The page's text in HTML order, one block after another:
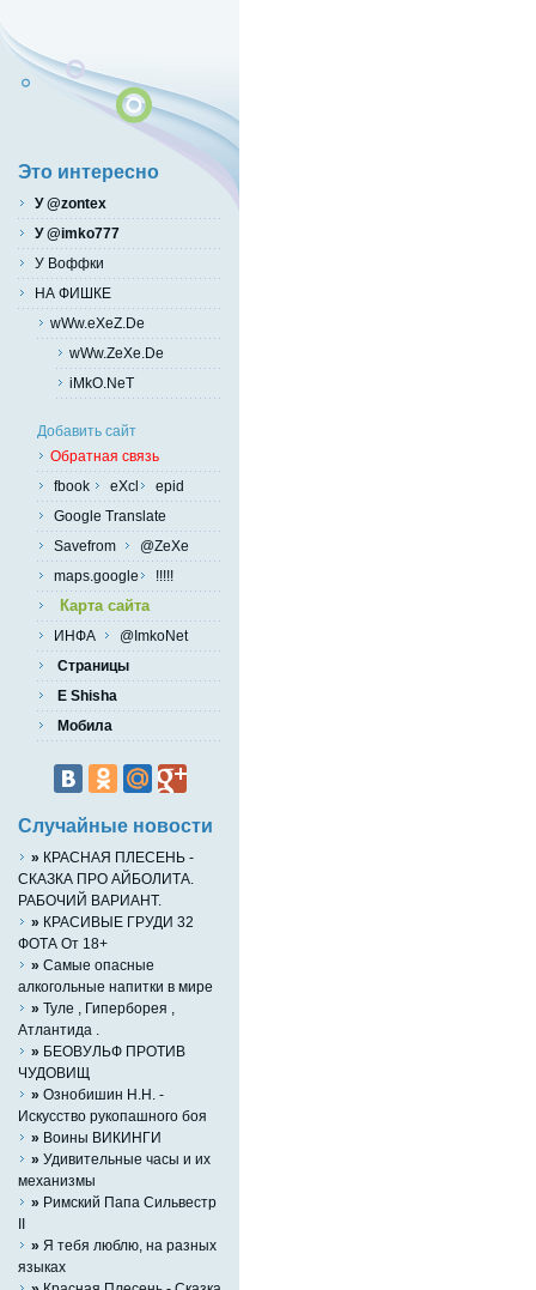
Это интересно
У @zontex
У @imko777
У Воффки
НА ФИШКЕ
wWw.eXeZ.De
wWw.ZeXe.De
iMkO.NeT
Добавить сайт
Обратная связь
fbook
eXcl
epid
Google Translate
Savefrom
@ZeXe
maps.google
!!!!!
Карта сайта
ИНФА
@ImkoNet
Страницы
E Shisha
Мобила
Случайные новости
» КРАСНАЯ ПЛЕСЕНЬ -
СКАЗКА ПРО АЙБОЛИТА.
РАБОЧИЙ ВАРИАНТ.
» КРАСИВЫЕ ГРУДИ 32
ФОТА От 18+
» Cамые опасные
алкогольные напитки в мире
» Туле , Гиперборея ,
Атлантида .
» БЕОВУЛЬФ ПРОТИВ
ЧУДОВИЩ
» Ознобишин Н.Н. -
Искусство рукопашного боя
» Воины ВИКИНГИ
» Удивительные часы и их
механизмы
» Римский Папа Сильвестр
II
» Я тебя люблю, на разных
языках